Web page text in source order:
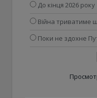
До кінця 2026 року
Війна триватиме
Поки не здохне